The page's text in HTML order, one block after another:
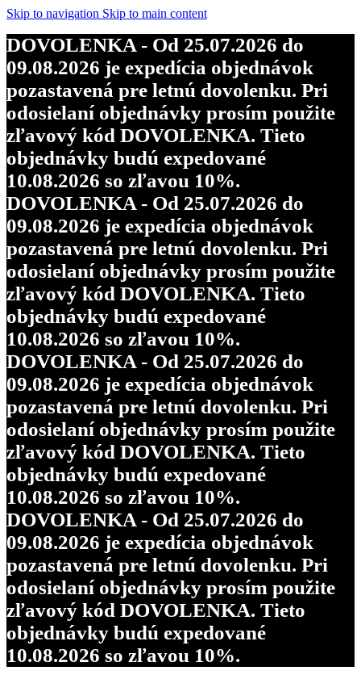
Skip to navigation Skip to main content
DOVOLENKA - Od 25.07.2026 do
09.08.2026 je expedícia objednávok
pozastavená pre letnú dovolenku. Pri
odosielaní objednávky prosím použite
zľavový kód DOVOLENKA. Tieto
objednávky budú expedované
10.08.2026 so zľavou 10%.
DOVOLENKA - Od 25.07.2026 do
09.08.2026 je expedícia objednávok
pozastavená pre letnú dovolenku. Pri
odosielaní objednávky prosím použite
zľavový kód DOVOLENKA. Tieto
objednávky budú expedované
10.08.2026 so zľavou 10%.
DOVOLENKA - Od 25.07.2026 do
09.08.2026 je expedícia objednávok
pozastavená pre letnú dovolenku. Pri
odosielaní objednávky prosím použite
zľavový kód DOVOLENKA. Tieto
objednávky budú expedované
10.08.2026 so zľavou 10%.
DOVOLENKA - Od 25.07.2026 do
09.08.2026 je expedícia objednávok
pozastavená pre letnú dovolenku. Pri
odosielaní objednávky prosím použite
zľavový kód DOVOLENKA. Tieto
objednávky budú expedované
10.08.2026 so zľavou 10%.